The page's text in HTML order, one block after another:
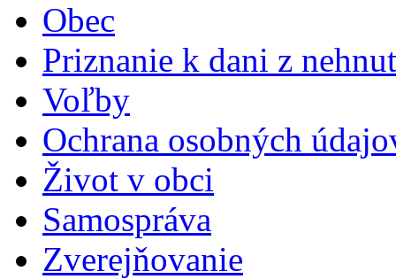
Obec
Priznanie k dani z
Voľby
Ochrana osobných
Život v obci
Samospráva
Zverejňovanie